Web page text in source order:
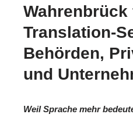
Wahrenbrück
Translation-
Behörden,
und
Weil Sprache mehr